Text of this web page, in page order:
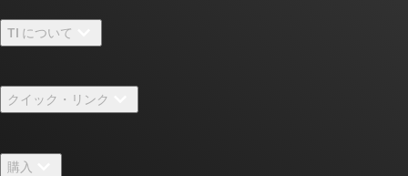
TI について
採用情報
ニュース
クイック・リンク
購入